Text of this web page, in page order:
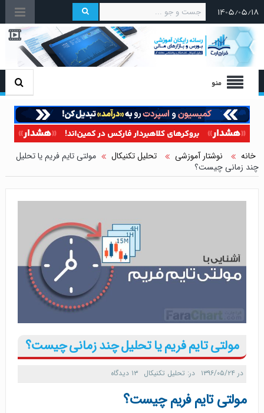
۱۴۰۵/۰۵/۱۸
منو
خانه نوشتار آموزشی تحلیل تکنیکال
مولتی تایم فریم یا تحلیل
چند زمانی چیست؟
مولتی تایم فریم یا تحلیل چند زمانی چیست؟
در ۱۳۹۶/۰۵/۲۴ در: تحلیل تکنیکال ۱۳ دیدگاه
مولتی تایم فریم چیست؟